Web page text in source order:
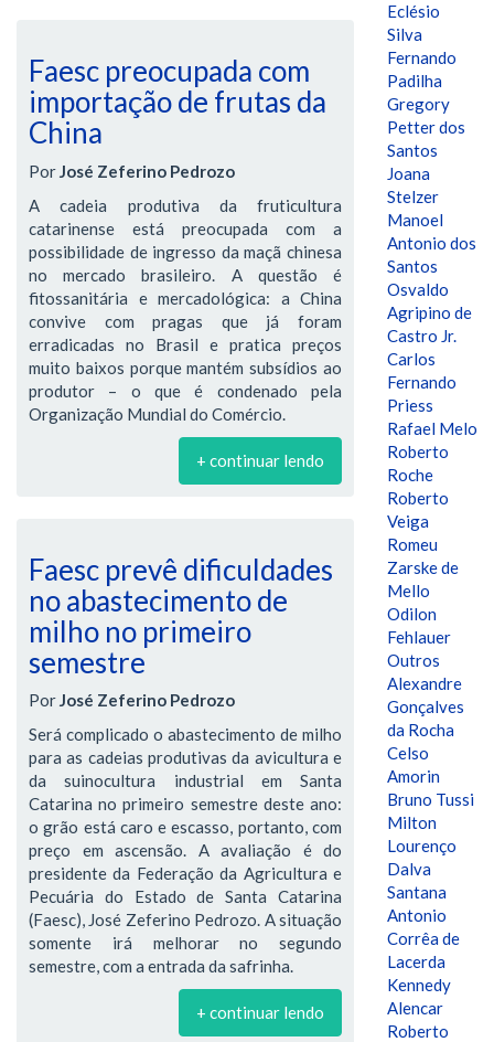
Faesc preocupada com
importação de frutas da
China
Por José Zeferino Pedrozo
A cadeia produtiva da fruticultura
catarinense está preocupada com a
possibilidade de ingresso da maçã chinesa
no mercado brasileiro. A questão é
fitossanitária e mercadológica: a China
convive com pragas que já foram
erradicadas no Brasil e pratica preços
muito baixos porque mantém subsídios ao
produtor – o que é condenado pela
Organização Mundial do Comércio.
+ continuar lendo
Faesc prevê dificuldades
no abastecimento de
milho no primeiro
semestre
PorJosé Zeferino Pedrozo
Será complicado o abastecimento de milho
para as cadeias produtivas da avicultura e
da suinocultura industrial em Santa
Catarina no primeiro semestre deste ano:
o grão está caro e escasso, portanto, com
preço em ascensão. A avaliação é do
presidente da Federação da Agricultura e
Pecuária do Estado de Santa Catarina
(Faesc), José Zeferino Pedrozo. A situação
somente irá melhorar no segundo
semestre, com a entrada da safrinha.
+ continuar lendo
Eclésio
Silva
Fernando
Padilha
Gregory
Petter dos
Santos
Joana
Stelzer
Manoel
Antonio dos
Santos
Osvaldo
Agripino de
Castro Jr.
Carlos
Fernando
Priess
Rafael Melo
Roberto
Roche
Roberto
Veiga
Romeu
Zarske de
Mello
Odilon
Fehlauer
Outros
Alexandre
Gonçalves
da Rocha
Celso
Amorin
Bruno Tussi
Milton
Lourenço
Dalva
Santana
Antonio
Corrêa de
Lacerda
Kennedy
Alencar
Roberto